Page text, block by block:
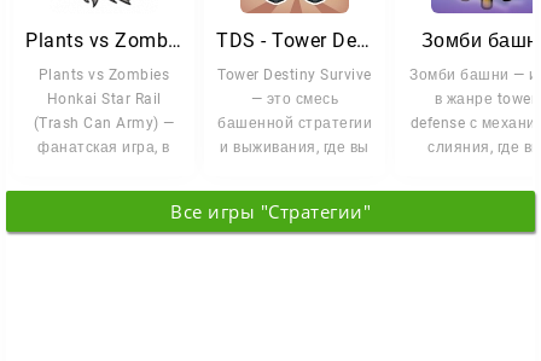
Plants vs Zombies Honkai Star Rail
Plants vs Zombies
Honkai Star Rail
(Trash Can Army) —
фанатская игра, в
обороны из
TDS - Tower Destiny Survive
Tower Destiny Survive
— это смесь
башенной стратегии
и выживания, где вы
своей
Зомби
Зомби башни —
в жанре tower
defense с
слияния, где
оборону
Все игры "Стратегии"